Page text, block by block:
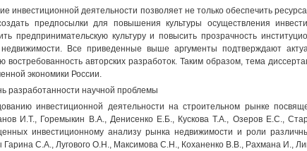
инвестиционной деятельности позволяет не только обеспечить
предпосылки для повышения культуры осуществления
предпринимательскую культуру и повысить прозрачность
Все приведенные выше аргументы подтверждают
востребованность авторских разработок. Таким образом, тема
экономики России.
разработанности научной проблемы
инвестиционной деятельности на строительном рынке
И.Т., Горемыкин В.А., Денисенко Е.Б., Кускова Т.А., Озеров Е.С.,
инвестиционному анализу рынка недвижимости и роли
Гарина С.А., Лугового О.Н., Максимова С.Н., Коханенко В.В., Рахмана И.,